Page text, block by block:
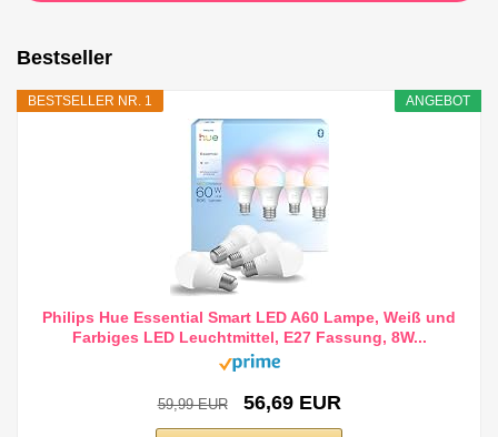
Bestseller
ANGEBOT
BESTSELLER NR. 1
Philips Hue Essential Smart LED A60 Lampe, Weiß und
Farbiges LED Leuchtmittel, E27 Fassung, 8W...
59,99 EUR 56,69 EUR